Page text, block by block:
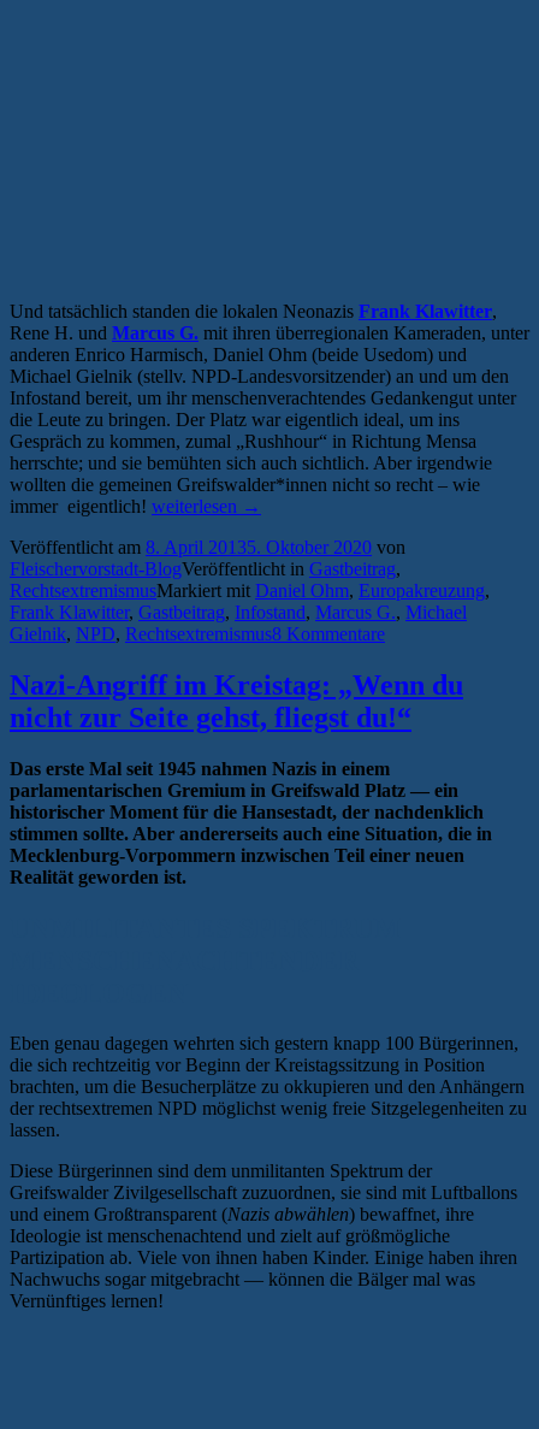
Und tatsächlich standen die lokalen Neonazis Frank Klawitter,
Rene H. und Marcus G. mit ihren überregionalen Kameraden, unter
anderen Enrico Harmisch, Daniel Ohm (beide Usedom) und
Michael Gielnik (stellv. NPD-Landesvorsitzender) an und um den
Infostand bereit, um ihr menschenverachtendes Gedankengut unter
die Leute zu bringen. Der Platz war eigentlich ideal, um ins
Gespräch zu kommen, zumal „Rushhour“ in Richtung Mensa
herrschte; und sie bemühten sich auch sichtlich. Aber irgendwie
wollten die gemeinen Greifswalder*innen nicht so recht – wie
immer eigentlich! „Gastbeitrag:
Frühling
in
Greifswald“
weiterlesen →
Veröffentlicht am 8. April 20135. Oktober 2020 von
Fleischervorstadt-BlogVeröffentlicht in Gastbeitrag,
RechtsextremismusMarkiert mit Daniel Ohm, Europakreuzung,
Frank Klawitter, Gastbeitrag, Infostand, Marcus G., Michael
Gielnik, NPD, Rechtsextremismus8 Kommentare
Nazi-Angriff im Kreistag: „Wenn du
nicht zur Seite gehst, fliegst du!“
Das erste Mal seit 1945 nahmen Nazis in einem
parlamentarischen Gremium in Greifswald Platz — ein
historischer Moment für die Hansestadt, der nachdenklich
stimmen sollte. Aber andererseits auch eine Situation, die in
Mecklenburg-Vorpommern inzwischen Teil einer neuen
Realität geworden ist.
Eben genau dagegen wehrten sich gestern knapp 100 Bürgerinnen,
die sich rechtzeitig vor Beginn der Kreistagssitzung in Position
brachten, um die Besucherplätze zu okkupieren und den Anhängern
der rechtsextremen NPD möglichst wenig freie Sitzgelegenheiten zu
lassen.
Diese Bürgerinnen sind dem unmilitanten Spektrum der
Greifswalder Zivilgesellschaft zuzuordnen, sie sind mit Luftballons
und einem Großtransparent (Nazis abwählen) bewaffnet, ihre
Ideologie ist menschenachtend und zielt auf größmögliche
Partizipation ab. Viele von ihnen haben Kinder. Einige haben ihren
Nachwuchs sogar mitgebracht — können die Bälger mal was
Vernünftiges lernen!